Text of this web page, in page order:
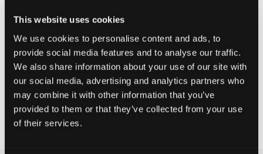
This website uses cookies
We use cookies to personalise content and ads, to
provide social media features and to analyse our traffic.
We also share information about your use of our site with
our social media, advertising and analytics partners who
may combine it with other information that you’ve
provided to them or that they’ve collected from your use
of their services.
Te klein Perfect
KIES EEN MAAT
Snelle levering
Gratis verzending vanaf €69